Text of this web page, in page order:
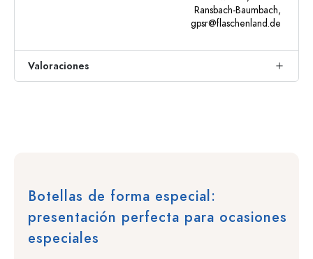
Ransbach-Baumbach,
gpsr@flaschenland.de
Valoraciones
Botellas de forma especial:
presentación perfecta para ocasiones
especiales